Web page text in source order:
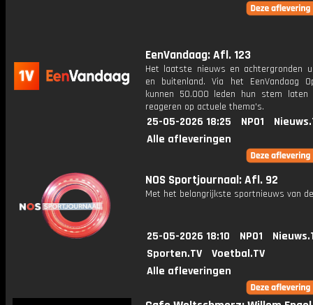
EenVandaag: Afl. 123
Het laatste nieuws en achtergronden
en buitenland. Via het EenVandaag
kunnen 50.000 leden hun stem laten
reageren op actuele thema's.
25-05-2026 18:25 NPO1
Alle afleveringen
NOS Sportjournaal: Afl. 92
Met het belangrijkste sportnieuws van
25-05-2026 18:10 NPO1
Sporten.TV
Voetbal.TV
Alle afleveringen